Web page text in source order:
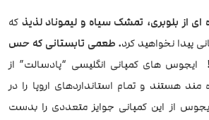
از بلوبری، تمشک سیاه و لیموناد لذیذ که
پیدا نخواهید کرد. طعمی تابستانی که حس
ایجوس های کمپانی انگلیسی “پادسالت” از
مند هستند و تمام استانداردهای اروپا را در
ایجوس از این کمپانی جوایز متعددی را بدست